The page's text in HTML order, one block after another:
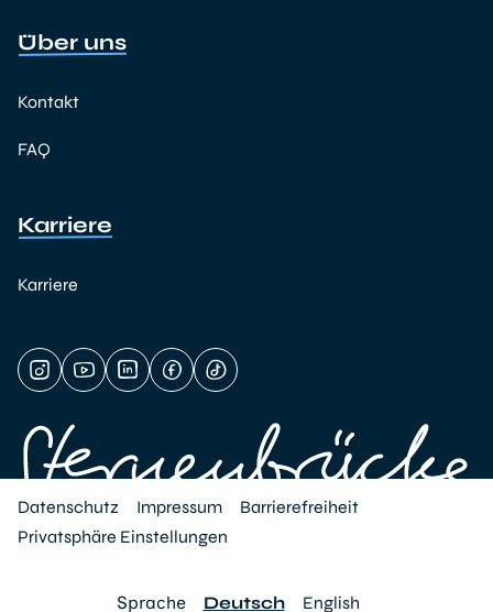
Über uns
Kontakt
FAQ
Karriere
Karriere
Datenschutz Impressum
Barrierefreiheit
Privatsphäre Einstellungen
Sprache Deutsch English